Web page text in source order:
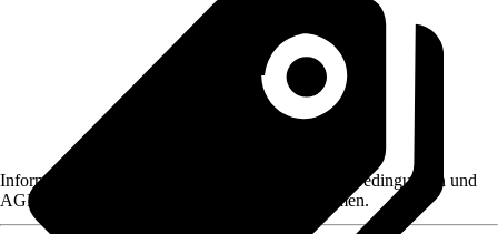
Informationen des Verkäufers, wie z. B. Rückgabebedingungen und
AGB, finden Sie bei Klick auf den Verkäufernamen.